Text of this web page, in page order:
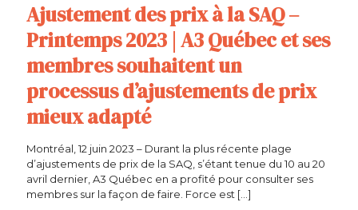
Ajustement des prix à la SAQ –
Printemps 2023 | A3 Québec et ses
membres souhaitent un
processus d’ajustements de prix
mieux adapté
Montréal, 12 juin 2023 – Durant la plus récente plage
d’ajustements de prix de la SAQ, s’étant tenue du 10 au 20
avril dernier, A3 Québec en a profité pour consulter ses
membres sur la façon de faire. Force est […]